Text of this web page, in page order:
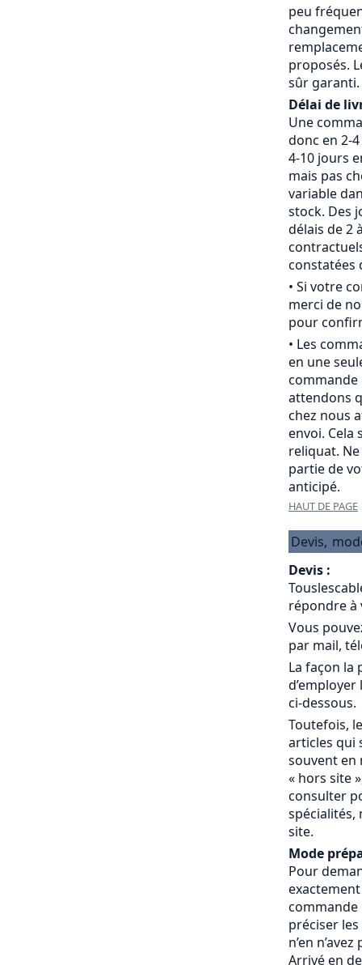
peu
proposés.
sûr garanti.
Délai de
Une
donc en 2-
4-10 jours
mais pas
variable
stock. Des
délais de 2
constatées
• Si votre
merci de
pour
• Les
en une
attendons
chez nous
envoi. Cela
reliquat.
partie de
anticipé.
HAUT DE PAGE
Devis,
Devis :
répondre à
Vous
par mail,
La façon la
ci-dessous.
Toutefois,
articles qui
souvent en
« hors site
consulter
spécialités,
site.
Mode
Pour
commande
préciser
n’en
Arrivé en